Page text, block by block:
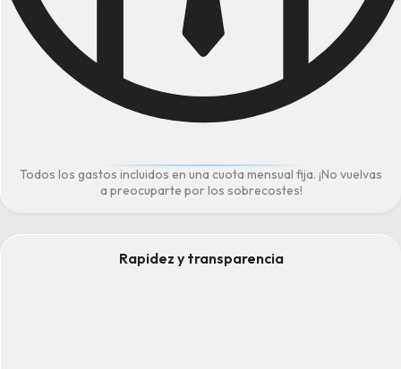
Todos los gastos incluidos en una cuota mensual fija. ¡No vuelvas
a preocuparte por los sobrecostes!
Rapidez y transparencia